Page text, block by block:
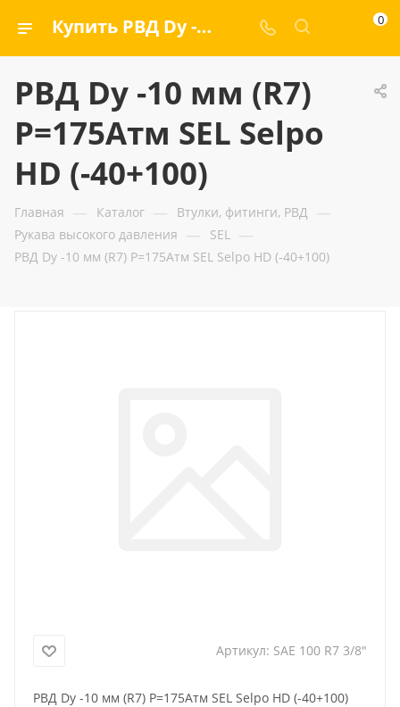
Купить РВД Dу -10 мм (R7) Р=175Атм SEL Selpo HD (-40+100) — ООО «ГИДРАМАКС» 0
РВД Dу -10 мм (R7)
Р=175Атм SEL Selpo
HD (-40+100)
Главная — Каталог — Втулки, фитинги, РВД —
Рукава высокого давления — SEL —
РВД Dу -10 мм (R7) Р=175Атм SEL Selpo HD (-40+100)
Артикул: SAE 100 R7 3/8"
РВД Dу -10 мм (R7) Р=175Атм SEL Selpo HD (-40+100)